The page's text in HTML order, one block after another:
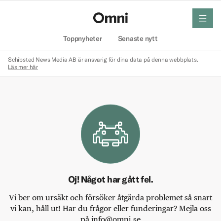
Toppnyheter Senaste nytt
meny
Schibsted News Media AB är ansvarig för dina data på denna webbplats.
Läs mer här
Oj! Något har gått fel.
Vi ber om ursäkt och försöker åtgärda problemet så snart
vi kan, håll ut! Har du frågor eller funderingar? Mejla oss